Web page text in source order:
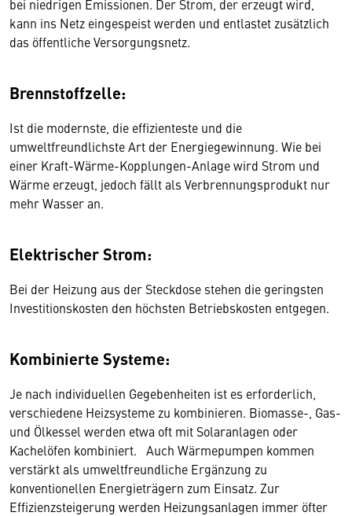
bei niedrigen Emissionen. Der Strom, der erzeugt wird,
kann ins Netz eingespeist werden und entlastet zusätzlich
das öffentliche Versorgungsnetz.
Brennstoffzelle:
Ist die modernste, die effizienteste und die
umweltfreundlichste Art der Energiegewinnung. Wie bei
einer Kraft-Wärme-Kopplungen-Anlage wird Strom und
Wärme erzeugt, jedoch fällt als Verbrennungsprodukt nur
mehr Wasser an.
Elektrischer Strom:
Bei der Heizung aus der Steckdose stehen die geringsten
Investitionskosten den höchsten Betriebskosten entgegen.
Kombinierte Systeme:
Je nach individuellen Gegebenheiten ist es erforderlich,
verschiedene Heizsysteme zu kombinieren. Biomasse-, Gas-
und Ölkessel werden etwa oft mit Solaranlagen oder
Kachelöfen kombiniert. Auch Wärmepumpen kommen
verstärkt als umweltfreundliche Ergänzung zu
konventionellen Energieträgern zum Einsatz. Zur
Effizienzsteigerung werden Heizungsanlagen immer öfter